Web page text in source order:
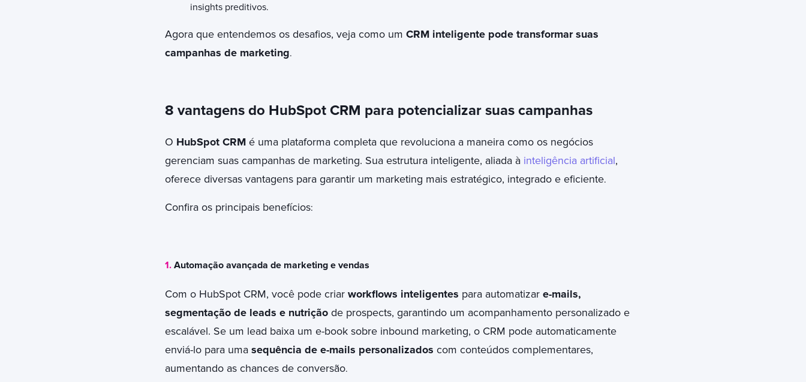
insights preditivos.
Agora que entendemos os desafios, veja como um CRM inteligente pode transformar suas
campanhas de marketing.
8 vantagens do HubSpot CRM para potencializar suas campanhas
O HubSpot CRMé uma plataforma completa que revoluciona a maneira como os negócios
gerenciam suas campanhas de marketing. Sua estrutura inteligente, aliada à inteligência artificial,
oferece diversas vantagens para garantir um marketing mais estratégico, integrado e eficiente.
Confira os principais benefícios:
1.Automação avançada de marketing e vendas
Com o HubSpot CRM, você pode criar workflows inteligentes para automatizar e-mails,
segmentação de leads e nutriçãode prospects, garantindo um acompanhamento personalizado e
escalável. Se um lead baixa um e-book sobre inbound marketing, o CRM pode automaticamente
enviá-lo para uma sequência de e-mails personalizados com conteúdos complementares,
aumentando as chances de conversão.